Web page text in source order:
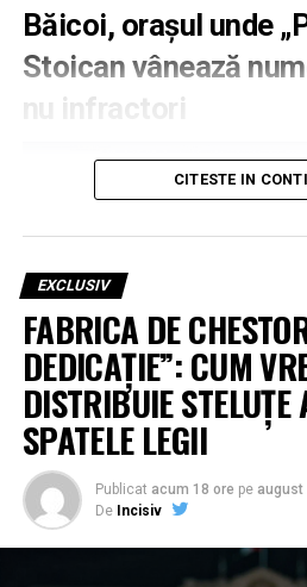
Băicoi, orașul unde
Stoican vânează
nu infractori
CITESTE IN
EXCLUSIV
FABRICA DE
DEDICAȚIE”: CUM
DISTRIBUIE
SPATELE LEGII
Publicat acum 18 ore pe august
De Incisiv